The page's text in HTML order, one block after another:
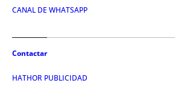
CANAL DE WHATSAPP
Contactar
HATHOR PUBLICIDAD